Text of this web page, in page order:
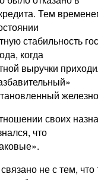
Тем
стабильность
когда
выручки
своих
что
не с тем, что